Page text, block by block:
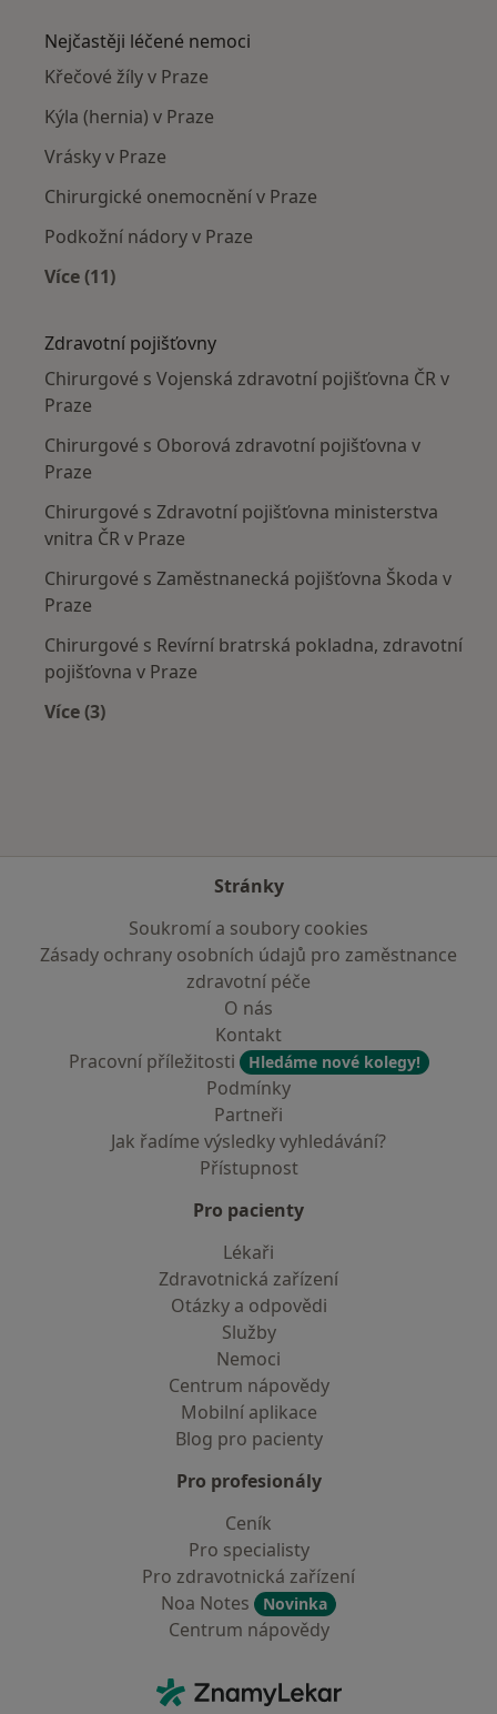
Nejčastěji léčené nemoci
Křečové žíly v Praze
Kýla (hernia) v Praze
Vrásky v Praze
Chirurgické onemocnění v Praze
Podkožní nádory v Praze
Více (11)
Zdravotní pojišťovny
Chirurgové s Vojenská zdravotní pojišťovna ČR v
Praze
Chirurgové s Oborová zdravotní pojišťovna v
Praze
Chirurgové s Zdravotní pojišťovna ministerstva
vnitra ČR v Praze
Chirurgové s Zaměstnanecká pojišťovna Škoda v
Praze
Chirurgové s Revírní bratrská pokladna, zdravotní
pojišťovna v Praze
Více (3)
Stránky
Soukromí a soubory cookies
Zásady ochrany osobních údajů pro zaměstnance
zdravotní péče
O nás
Kontakt
Pracovní příležitosti
Hledáme nové kolegy!
Podmínky
Partneři
Jak řadíme výsledky vyhledávání?
Přístupnost
Pro pacienty
Lékaři
Zdravotnická zařízení
Otázky a odpovědi
Služby
Nemoci
Centrum nápovědy
Mobilní aplikace
Blog pro pacienty
Pro profesionály
Ceník
Pro specialisty
Pro zdravotnická zařízení
Noa Notes
Novinka
Centrum nápovědy
ZnamyLekar - Hlavní stránka